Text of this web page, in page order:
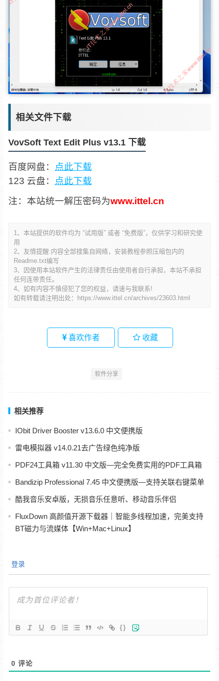
相关文件下载
VovSoft Text Edit Plus v13.1 下载
百度网盘：
点此下载
123 云盘：
点此下载
注：本站统一解压密码为www.ittel.cn
1、本站提供的软件均为 “试用版” 或者 “免费版”，仅供学习和研究使
用
2、友情提醒:内容全部搜集自网络，安装教程参照压缩包内的
Readme.txt编写
3、因使用本站软件产生的法律责任由使用者自行承担，本站不承担
任何连带责任。
4、如有内容不慎侵犯了您的权益，请速与我联系!
如有转载请注明出处： https://www.ittel.cn/archives/23603.html
喜欢作者 收藏
软件分享
相关推荐
IObit Driver Booster v13.6.0 中文便携版
雷电模拟器 v14.0.21去广告绿色纯净版
PDF24工具箱 v11.30 中文版—完全免费实用的PDF工具箱
Bandizip Professional 7.45 中文便携版—支持关联右键菜单
酷我音乐安卓版，无损音乐任意听、移动音乐伴侣
FluxDown 高颜值开源下载器｜智能多线程加速，完美支持
BT磁力与流媒体【Win+Mac+Linux】
登录
{}
0 评论